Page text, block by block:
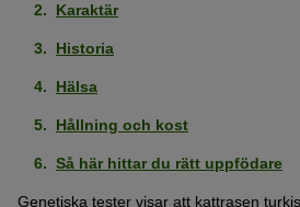
Karaktär
Historia
Hälsa
Hållning och kost
Så här hittar du rätt uppfödare
Genetiska tester visar att kattrasen